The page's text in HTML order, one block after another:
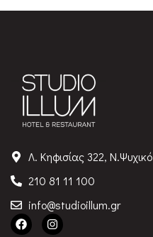
Λ. Κηφισίας 322, Ν.Ψυχικό
210 81 11 100
info@studioillum.gr